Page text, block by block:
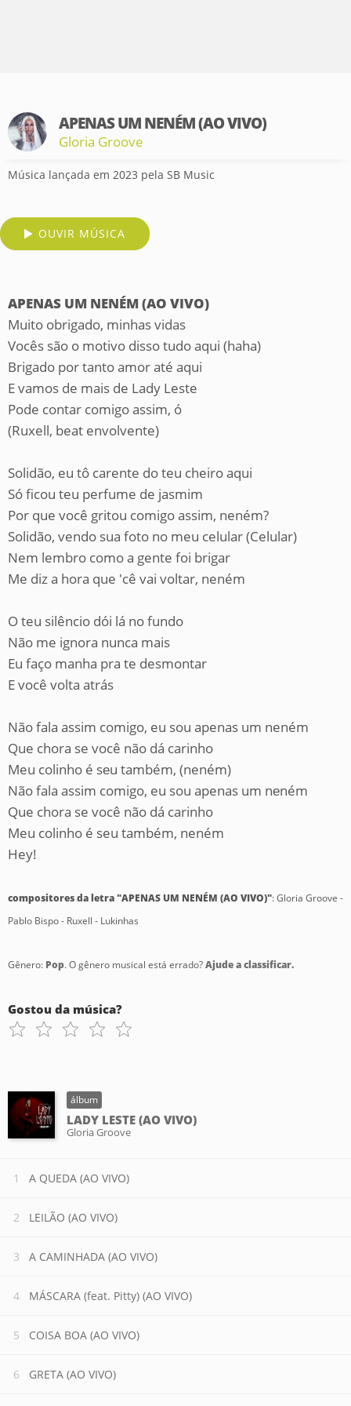
APENAS UM NENÉM (AO VIVO)
Gloria Groove
Música lançada em 2023 pela SB Music
OUVIR MÚSICA
APENAS UM NENÉM (AO VIVO)
Muito obrigado, minhas vidas
Vocês são o motivo disso tudo aqui (haha)
Brigado por tanto amor até aqui
E vamos de mais de Lady Leste
Pode contar comigo assim, ó
(Ruxell, beat envolvente)
Solidão, eu tô carente do teu cheiro aqui
Só ficou teu perfume de jasmim
Por que você gritou comigo assim, neném?
Solidão, vendo sua foto no meu celular (Celular)
Nem lembro como a gente foi brigar
Me diz a hora que 'cê vai voltar, neném
O teu silêncio dói lá no fundo
Não me ignora nunca mais
Eu faço manha pra te desmontar
E você volta atrás
Não fala assim comigo, eu sou apenas um neném
Que chora se você não dá carinho
Meu colinho é sеu também, (neném)
Não fala assim comigo, eu sou apenas um nеném
Que chora se você não dá carinho
Meu colinho é seu também, neném
Hey!
compositores da letra "APENAS UM NENÉM (AO VIVO)": Gloria Groove -
Pablo Bispo - Ruxell - Lukinhas
Gênero: Pop. O gênero musical está errado?Ajude a classificar.
Gostou da música?
álbum
LADY LESTE (AO VIVO)
Gloria Groove
A QUEDA (AO VIVO)
LEILÃO (AO VIVO)
A CAMINHADA (AO VIVO)
MÁSCARA (feat. Pitty) (AO VIVO)
COISA BOA (AO VIVO)
GRETA (AO VIVO)